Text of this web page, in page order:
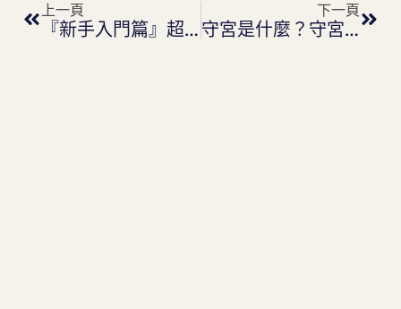
上一頁
『新手入門篇』超可愛的地圖龜！小型龜中的哈士奇！
下一頁
守宮是什麼？守宮的品種有哪些？仔細了解再飼養，才是最佳主人！